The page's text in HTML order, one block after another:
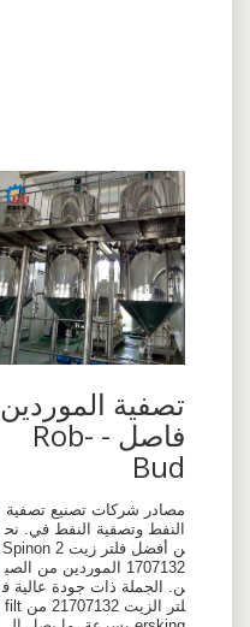
تصفية الموردين
فاصل - Rob-
Bud
مصادر شركات تصنيع تصفية
النفط وتصفية النفط في. نح
ن أفضل فلتر زيت Spinon 2
1707132 الموردين من الصي
ن. الجملة ذات جودة عالية ف
لتر الزيت 21707132 من filt